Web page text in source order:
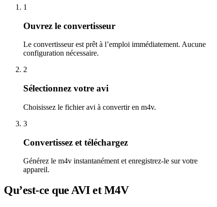
1
Ouvrez le convertisseur
Le convertisseur est prêt à l’emploi immédiatement. Aucune
configuration nécessaire.
2
Sélectionnez votre avi
Choisissez le fichier avi à convertir en m4v.
3
Convertissez et téléchargez
Générez le m4v instantanément et enregistrez-le sur votre
appareil.
Qu’est-ce que AVI et M4V